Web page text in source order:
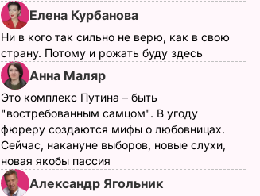
Елена Курбанова
Ни в кого так сильно не верю, как в свою
страну. Потому и рожать буду здесь
Анна Маляр
Это комплекс Путина – быть
"востребованным самцом". В угоду
фюреру создаются мифы о любовницах.
Сейчас, накануне выборов, новые слухи,
новая якобы пассия
Александр Ягольник